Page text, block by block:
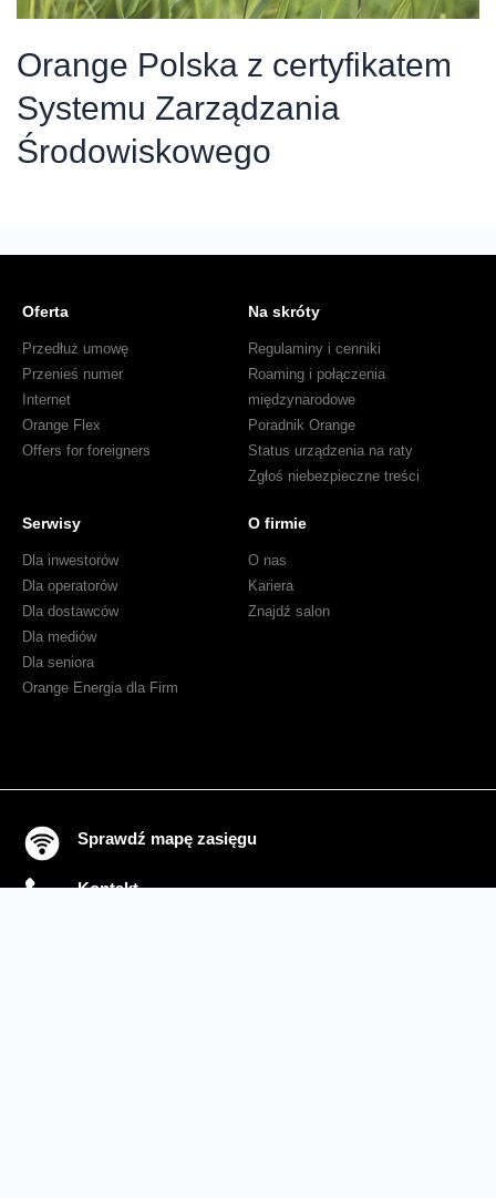
Orange Polska z certyfikatem
Systemu Zarządzania
Środowiskowego
Oferta
Przedłuż umowę
Przenieś numer
Internet
Orange Flex
Offers for foreigners
Na skróty
Regulaminy i cenniki
Roaming i połączenia
międzynarodowe
Poradnik Orange
Status urządzenia na raty
Zgłoś niebezpieczne treści
Serwisy
Dla inwestorów
Dla operatorów
Dla dostawców
Dla mediów
Dla seniora
Orange Energia dla Firm
O firmie
O nas
Kariera
Znajdź salon
Sprawdź mapę zasięgu
Kontakt